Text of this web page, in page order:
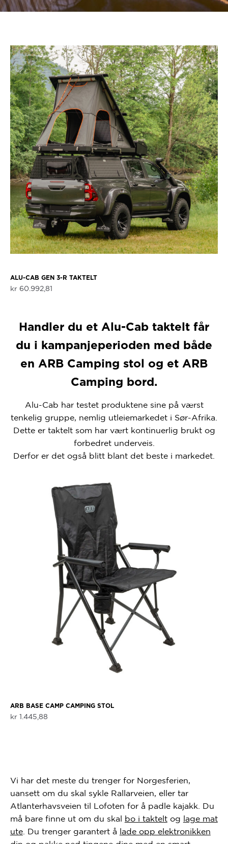
ALU-CAB GEN 3-R TAKTELT
kr60.992,81
Handler du et Alu-Cab taktelt får
du i kampanjeperioden med både
en ARB Camping stol og et ARB
Camping bord.
Alu-Cab har testet produktene sine på værst
tenkelig gruppe, nemlig utleiemarkedet i Sør-Afrika.
Dette er taktelt som har vært kontinuerlig brukt og
forbedret underveis.
Derfor er det også blitt blant det beste i markedet.
ARB BASE CAMP CAMPING STOL
kr1.445,88
Vi har det meste du trenger for Norgesferien,
uansett om du skal sykle Rallarveien, eller tar
Atlanterhavsveien til Lofoten for å padle kajakk. Du
må bare finne ut om du skal bo i takteltog lage mat
ute. Du trenger garantert å lade opp elektronikken